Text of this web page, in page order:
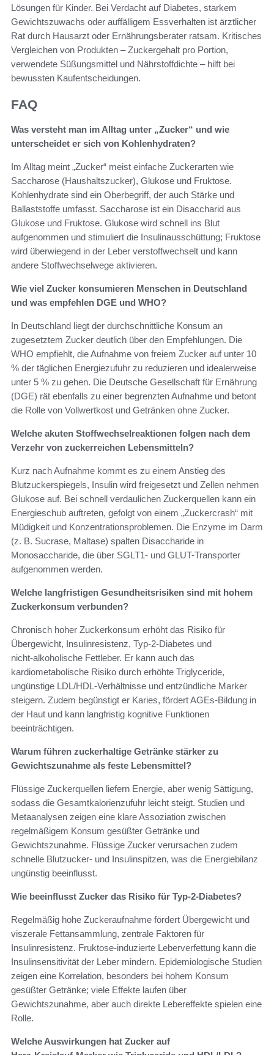
Lösungen für Kinder. Bei Verdacht auf Diabetes, starkem
Gewichtszuwachs oder auffälligem Essverhalten ist ärztlicher
Rat durch Hausarzt oder Ernährungsberater ratsam. Kritisches
Vergleichen von Produkten – Zuckergehalt pro Portion,
verwendete Süßungsmittel und Nährstoffdichte – hilft bei
bewussten Kaufentscheidungen.
FAQ
Was versteht man im Alltag unter „Zucker“ und wie
unterscheidet er sich von Kohlenhydraten?
Im Alltag meint „Zucker“ meist einfache Zuckerarten wie
Saccharose (Haushaltszucker), Glukose und Fruktose.
Kohlenhydrate sind ein Oberbegriff, der auch Stärke und
Ballaststoffe umfasst. Saccharose ist ein Disaccharid aus
Glukose und Fruktose. Glukose wird schnell ins Blut
aufgenommen und stimuliert die Insulinausschüttung; Fruktose
wird überwiegend in der Leber verstoffwechselt und kann
andere Stoffwechselwege aktivieren.
Wie viel Zucker konsumieren Menschen in Deutschland
und was empfehlen DGE und WHO?
In Deutschland liegt der durchschnittliche Konsum an
zugesetztem Zucker deutlich über den Empfehlungen. Die
WHO empfiehlt, die Aufnahme von freiem Zucker auf unter 10
% der täglichen Energiezufuhr zu reduzieren und idealerweise
unter 5 % zu gehen. Die Deutsche Gesellschaft für Ernährung
(DGE) rät ebenfalls zu einer begrenzten Aufnahme und betont
die Rolle von Vollwertkost und Getränken ohne Zucker.
Welche akuten Stoffwechselreaktionen folgen nach dem
Verzehr von zuckerreichen Lebensmitteln?
Kurz nach Aufnahme kommt es zu einem Anstieg des
Blutzuckerspiegels, Insulin wird freigesetzt und Zellen nehmen
Glukose auf. Bei schnell verdaulichen Zuckerquellen kann ein
Energieschub auftreten, gefolgt von einem „Zuckercrash“ mit
Müdigkeit und Konzentrationsproblemen. Die Enzyme im Darm
(z. B. Sucrase, Maltase) spalten Disaccharide in
Monosaccharide, die über SGLT1- und GLUT-Transporter
aufgenommen werden.
Welche langfristigen Gesundheitsrisiken sind mit hohem
Zuckerkonsum verbunden?
Chronisch hoher Zuckerkonsum erhöht das Risiko für
Übergewicht, Insulinresistenz, Typ‑2‑Diabetes und
nicht‑alkoholische Fettleber. Er kann auch das
kardiometabolische Risiko durch erhöhte Triglyceride,
ungünstige LDL/HDL‑Verhältnisse und entzündliche Marker
steigern. Zudem begünstigt er Karies, fördert AGEs‑Bildung in
der Haut und kann langfristig kognitive Funktionen
beeinträchtigen.
Warum führen zuckerhaltige Getränke stärker zu
Gewichtszunahme als feste Lebensmittel?
Flüssige Zuckerquellen liefern Energie, aber wenig Sättigung,
sodass die Gesamtkalorienzufuhr leicht steigt. Studien und
Metaanalysen zeigen eine klare Assoziation zwischen
regelmäßigem Konsum gesüßter Getränke und
Gewichtszunahme. Flüssige Zucker verursachen zudem
schnelle Blutzucker- und Insulinspitzen, was die Energiebilanz
ungünstig beeinflusst.
Wie beeinflusst Zucker das Risiko für Typ‑2‑Diabetes?
Regelmäßig hohe Zuckeraufnahme fördert Übergewicht und
viszerale Fettansammlung, zentrale Faktoren für
Insulinresistenz. Fruktose‑induzierte Leberverfettung kann die
Insulinsensitivität der Leber mindern. Epidemiologische Studien
zeigen eine Korrelation, besonders bei hohem Konsum
gesüßter Getränke; viele Effekte laufen über
Gewichtszunahme, aber auch direkte Lebereffekte spielen eine
Rolle.
Welche Auswirkungen hat Zucker auf